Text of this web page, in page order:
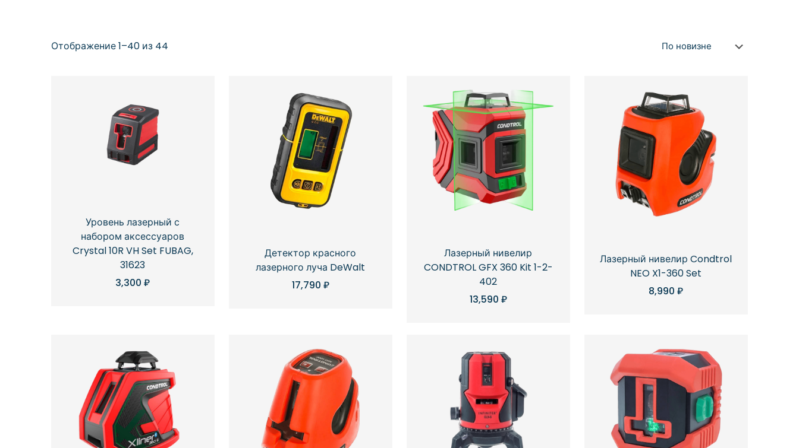
Отображение 1–40 из 44
Уровень лазерный с
набором аксессуаров
Crystal 10R VH Set FUBAG,
31623
3,300₽
Детектор красного
лазерного луча DeWalt
17,790 ₽
Лазерный нивелир
CONDTROL GFX 360 Kit 1-2-
402
13,590 ₽
Лазерный нивелир Condtrol
NEO X1-360 Set
8,990₽